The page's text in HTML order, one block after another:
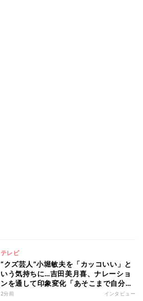
テレビ
“クズ芸人”小堀敏夫を「カッコいい」と
いう気持ちに…吉田美月喜、ナレーショ
ンを通して印象変化「あそこまで自分に
正直に生きられる人は、なかなかいな
2分前 インタビュー